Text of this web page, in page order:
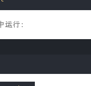
行：